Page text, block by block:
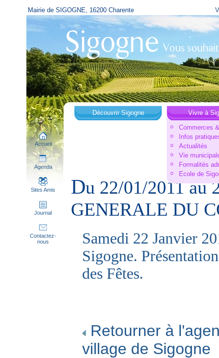
Mairie de SIGOGNE, 16200 Charente
Accueil
Agenda
Sites Amis
Journal
Contactez-
nous
Découvrir Sigogne
Vivre à
Commerces
Infos
Actualités
Vie
Formalités
Ecole de
Du 22/01/2011 au
GENERALE DU
Samedi 22 Janvier
Sigogne.
des Fêtes.
Retourner à
village de Sigogne